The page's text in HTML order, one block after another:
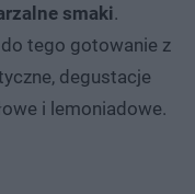
smaki.
do tego gotowanie z
degustacje
i lemoniadowe.